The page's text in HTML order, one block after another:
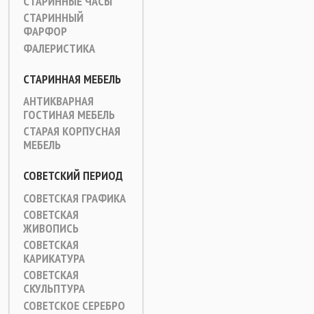
СТАРИННЫЙ
ФАРФОР
ФАЛЕРИСТИКА
СТАРИННАЯ МЕБЕЛЬ
АНТИКВАРНАЯ
ГОСТИНАЯ МЕБЕЛЬ
СТАРАЯ КОРПУСНАЯ
МЕБЕЛЬ
СОВЕТСКИЙ ПЕРИОД
СОВЕТСКАЯ ГРАФИКА
СОВЕТСКАЯ
ЖИВОПИСЬ
СОВЕТСКАЯ
КАРИКАТУРА
СОВЕТСКАЯ
СКУЛЬПТУРА
СОВЕТСКОЕ СЕРЕБРО